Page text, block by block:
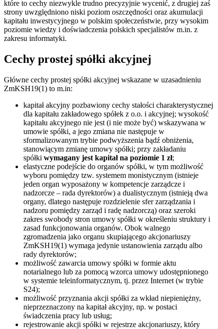
które to cechy niezwykle trudno precyzyjnie wycenić, z drugiej zaś
strony uwzględniono niski poziom oszczędności oraz akumulacji
kapitału inwestycyjnego w polskim społeczeństwie, przy wysokim
poziomie wiedzy i doświadczenia polskich specjalistów m.in. z
zakresu informatyki.
Cechy prostej spółki akcyjnej
Główne cechy prostej spółki akcyjnej wskazane w uzasadnieniu
ZmKSH19(1) to m.in:
kapitał akcyjny pozbawiony cechy stałości charakterystycznej
dla kapitału zakładowego spółek z o.o. i akcyjnej; wysokość
kapitału akcyjnego nie jest (i nie może być) wskazywana w
umowie spółki, a jego zmiana nie następuje w
sformalizowanym trybie podwyższenia bądź obniżenia,
stanowiącym zmianę umowy spółki; przy zakładaniu
spółki wymagany jest kapitał na poziomie 1 zł;
elastyczne podejście do organów spółki, w tym możliwość
wyboru pomiędzy tzw. systemem monistycznym (istnieje
jeden organ wyposażony w kompetencje zarządcze i
nadzorcze – rada dyrektorów) a dualistycznym (istnieją dwa
organy, dlatego następuje rozdzielenie sfer zarządzania i
nadzoru pomiędzy zarząd i radę nadzorczą) oraz szeroki
zakres swobody stron umowy spółki w określeniu struktury i
zasad funkcjonowania organów. Obok walnego
zgromadzenia jako organu skupiającego akcjonariuszy
ZmKSH19(1) wymaga jedynie ustanowienia zarządu albo
rady dyrektorów;
możliwość zawarcia umowy spółki w formie aktu
notarialnego lub za pomocą wzorca umowy udostępnionego
w systemie teleinformatycznym, tj. przez Internet (w trybie
S24);
możliwość przyznania akcji spółki za wkład niepieniężny,
nieprzeznaczony na kapitał akcyjny, np. w postaci
świadczenia pracy lub usług;
rejestrowanie akcji spółki w rejestrze akcjonariuszy, który